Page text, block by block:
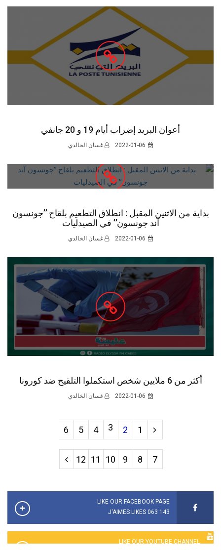
أعوان البريد إضراب أيام 19 و 20 جانفي
2022-01-06 غسان الخالدي
بداية من الاثنين المقبل : انطلاق التطعيم بلقاح ’’جونسون
آند جونسون’’ في الصيدليات
2022-01-06 غسان الخالدي
أكثر من 6 ملايين شخص استكملوا التلقيح ضد كورونا
2022-01-06 غسان الخالدي
1
2
3
4
5
6
7
8
9
10
11
12
LIKE OUR FACEBOOK PAGE
143 063 J'AIMES LIKES
LIKE OUR YOUTUBE CHANNEL